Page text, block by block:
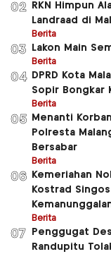
02
RKN Himpun
Landraad di
Berita
03 Lakon Main
Berita
04
DPRD Kota
Sopir Bongkar
Berita
05
Menanti
Polresta
Bersabar
Berita
06
Kemeriahan
Kostrad
Berita
07
Penggugat
Randupitu